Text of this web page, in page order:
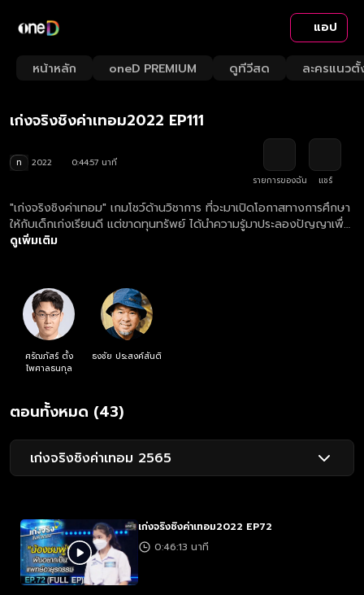
แอป
หน้าหลัก oneD PREMIUM ดูทีวีสด ละครแนวตั้
Loaded:
1.55%
Rate
เก่งจริงชิงค่าเทอม2022 EP111
ท 2022
0:44:57 นาที
รายการของฉัน
แชร์
"เก่งจริงชิงค่าเทอม" เกมโชว์ด้านวิชาการ ที่จะมาเปิดโอกาสทางการศึกษา
ให้กับเด็กเก่งเรียนดี แต่ขาดทุนทรัพย์ ได้นำความรู้มาประลองปัญญาเพื่อ
ชิงทุนการศึกษา
ดูเพิ่มเติม
ศรัณภัสร์ ตั้ง
ไพศาลธนกุล
ธงชัย ประสงค์สันติ
ตอนทั้งหมด (43)
เก่งจริงชิงค่าเทอม 2565
เก่งจริงชิงค่าเทอม2022 EP72
0:46:13 นาที